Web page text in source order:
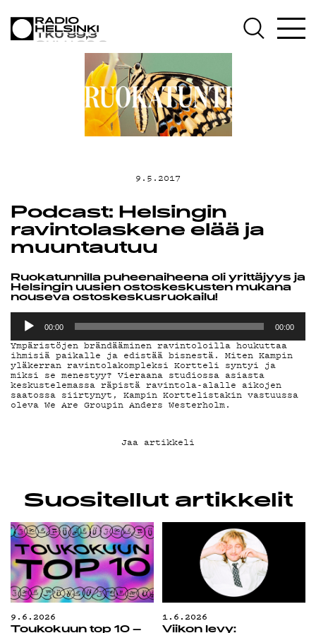
AJANKOHTAISTA
OHJELMAT
TEKIJÄT
ON-DEMAND
PODCAST
MAINOSTA
YHTEYSTIEDOT
G LIVELAB
YSTÄVÄKLUBI
TIETOSUOJA
9.5.2017
Podcast: Helsingin
ravintolaskene elää ja
muuntautuu
Ruokatunnilla puheenaiheena oli yrittäjyys ja
Helsingin uusien ostoskeskusten mukana
nouseva ostoskeskusruokailu!
Äänitoistin
00:00 00:00
Ympäristöjen brändääminen ravintoloilla houkuttaa
ihmisiä paikalle ja edistää bisnestä. Miten Kampin
yläkerran ravintolakompleksi Kortteli syntyi ja
miksi se menestyy? Vieraana studiossa asiasta
keskustelemassa räpistä ravintola-alalle aikojen
saatossa siirtynyt, Kampin Korttelistakin vastuussa
oleva We Are Groupin Anders Westerholm.
Jaa artikkeli
Suositellut artikkelit
9.6.2026
Toukokuun top 10 –
1.6.2026
Viikon levy: